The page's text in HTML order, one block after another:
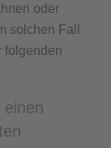
oder
solchen Fall
folgenden
einen